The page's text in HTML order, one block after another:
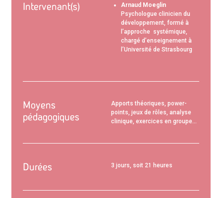
Intervenant(s)
Arnaud Moeglin
Psychologue clinicien du
développement, formé à
l’approche systémique,
chargé d’enseignement à
l’Université de Strasbourg
Moyens
pédagogiques
Apports théoriques, power-
points, jeux de rôles, analyse
clinique, exercices en groupe…
Durées 3 jours, soit 21 heures